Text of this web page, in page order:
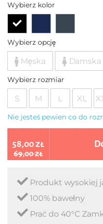
Wybierz kolor
Wybierz opcję
Męska Damska
Wybierz rozmiar
S M L XL
Nie jesteś pewien co do
58,00 zł
69,00 zł
Produkt wysokiej
100% bawełny
Prać do 40°C